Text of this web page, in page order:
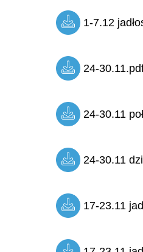
1-7.12
24-
24-30.11
24-30.11
17-23.11